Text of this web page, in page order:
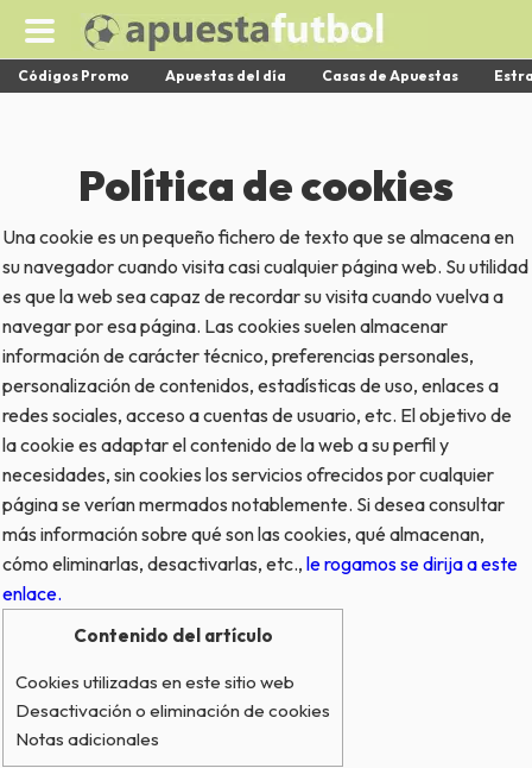
Publicidad - +18 - Juega con Responsabilidad - Ver Términos y
Condiciones que Aplican
Códigos Promo Apuestas del día Casas de Apuestas
Política de cookies
Unacookiees un pequeño fichero de texto que se almacena en
su navegador cuando visita casi cualquier página web. Su utilidad
es que la web sea capaz de recordar su visita cuando vuelva a
navegar por esa página. Lascookies suelen almacenar
información de carácter técnico, preferencias personales,
personalización de contenidos, estadísticas de uso, enlaces a
redes sociales, acceso a cuentas de usuario, etc. El objetivo de
lacookiees adaptar el contenido de la web a su perfil y
necesidades, sincookies los servicios ofrecidos por cualquier
página se verían mermados notablemente. Si desea consultar
más información sobre qué son lascookies, qué almacenan,
cómo eliminarlas, desactivarlas, etc.,le rogamos se dirija a este
enlace.
Contenido del artículo
Cookies utilizadas en este sitio web
Desactivación o eliminación de cookies
Notas adicionales